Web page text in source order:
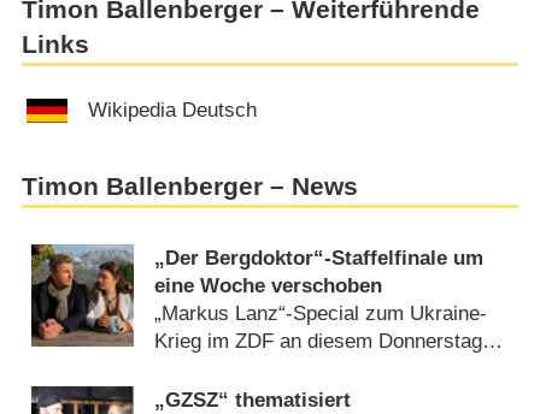
Timon Ballenberger – Weiterführende
Links
Wikipedia Deutsch
Timon Ballenberger – News
„Der Bergdoktor“-Staffelfinale um
eine Woche verschoben
„Markus Lanz“-Special zum Ukraine-
Krieg im ZDF an diesem Donnerstag
„GZSZ“ thematisiert